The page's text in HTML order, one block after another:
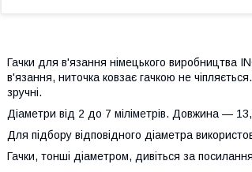
Гачки для в'язання німецького виробництва
в'язання, ниточка ковзає гачкою не
зручні.
Діаметри від 2 до 7 міліметрів. Довжина —
Для підбору відповідного діаметра
Гачки, тонші діаметром, дивіться за